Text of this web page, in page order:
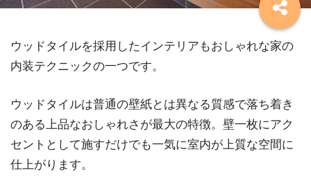
ウッドタイルを採用したインテリアもおしゃれな家の
内装テクニックの一つです。
ウッドタイルは普通の壁紙とは異なる質感で落ち着き
のある上品なおしゃれさが最大の特徴。壁一枚にアク
セントとして施すだけでも一気に室内が上質な空間に
仕上がります。